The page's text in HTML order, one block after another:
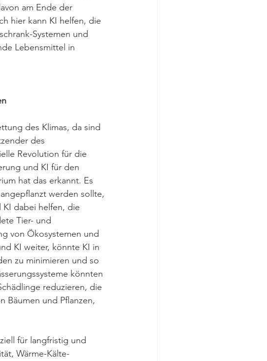
am Ende der
hier kann KI helfen, die
Systemen und
Lebensmittel in
des Klimas, da sind
des
Revolution für die
und KI für den
hat das erkannt. Es
werden sollte,
KI dabei helfen, die
Tier- und
von Ökosystemen und
KI weiter, könnte KI in
zu minimieren und so
könnten
reduzieren, die
Bäumen und Pflanzen,
für langfristig und
Wärme-Kälte-